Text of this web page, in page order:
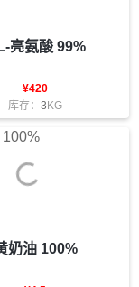
亮氨酸 99%
¥420
库存：3KG
奶油 100%